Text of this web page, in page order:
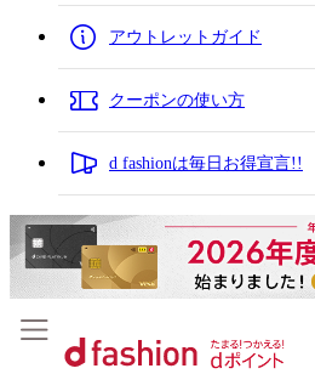
アウトレットガイド
クーポンの使い方
d fashionは毎日お得宣言!!